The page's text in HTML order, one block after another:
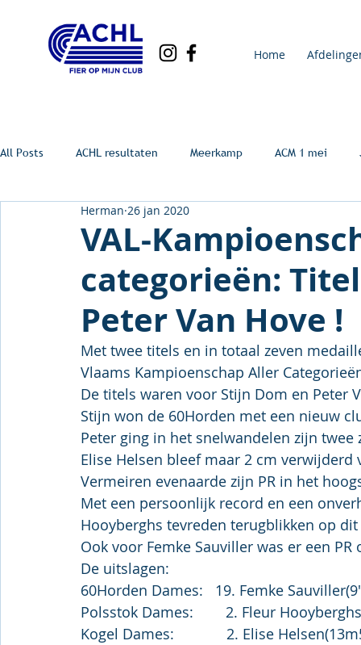
Home
All Posts ACHL resultaten Meerkamp ACM 1 mei
VAL-
categorieën:
Peter Van Hove !
Herman 26 jan 2020
Met twee titels en in totaal zeven
Vlaams Kampioenschap Aller
De titels waren voor Stijn Dom en Peter
Stijn won de 60Horden met een nieuw
Peter ging in het snelwandelen zijn twee
Elise Helsen bleef maar 2 cm
Vermeiren evenaarde zijn PR in het
Met een persoonlijk record en een
Hooyberghs tevreden terugblikken op
Ook voor Femke Sauviller was er een PR
De uitslagen:
60Horden Dames:   19. Femke
Polsstok Dames:        2. Fleur
Kogel Dames:             2. Elise